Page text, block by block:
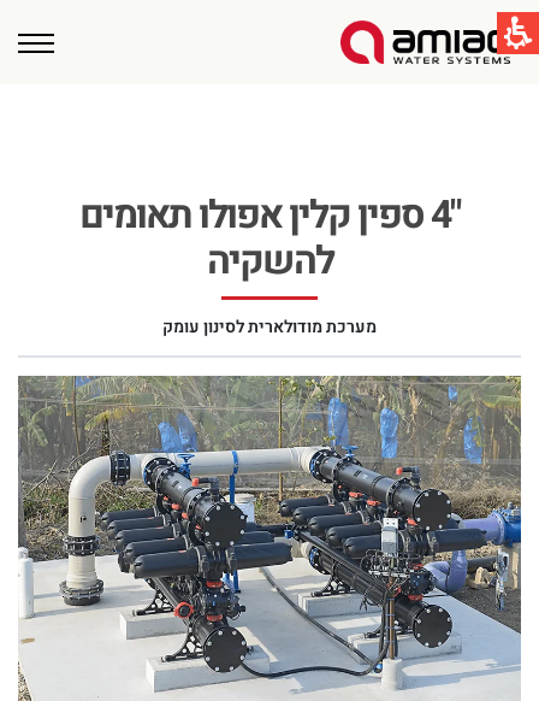
טכנולוגיות הסינון בעמיעדGlobal
English
United States
English
Australia
English
Spain & LATAM
Spanish
Russia
Russian
"4 ספין קלין אפולו תאומים
להשקיה
מערכת מודולארית לסינון עומק